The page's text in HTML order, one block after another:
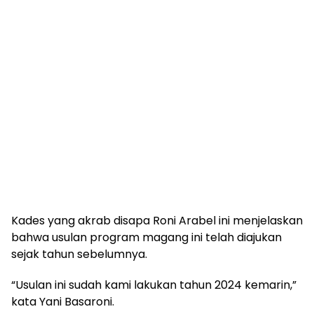
Kades yang akrab disapa Roni Arabel ini menjelaskan
bahwa usulan program magang ini telah diajukan
sejak tahun sebelumnya.
“Usulan ini sudah kami lakukan tahun 2024 kemarin,”
kata Yani Basaroni.